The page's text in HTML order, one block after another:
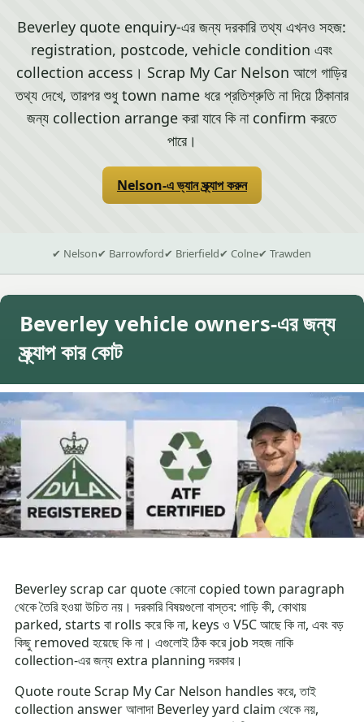
Beverley quote enquiry-এর জন্য দরকারি তথ্য এখনও সহজ:
registration, postcode, vehicle condition এবং
collection access। Scrap My Car Nelson আগে গাড়ির
তথ্য দেখে, তারপর শুধু town name ধরে প্রতিশ্রুতি না দিয়ে ঠিকানার
জন্য collection arrange করা যাবে কি না confirm করতে
পারে।
Nelson-এ ভ্যান স্ক্র্যাপ করুন
✔ Nelson✔ Barrowford✔ Brierfield✔ Colne✔ Trawden
Beverley vehicle owners-এর জন্য
স্ক্র্যাপ কার কোট
Beverley scrap car quote কোনো copied town paragraph
থেকে তৈরি হওয়া উচিত নয়। দরকারি বিষয়গুলো বাস্তব: গাড়ি কী, কোথায়
parked, starts বা rolls করে কি না, keys ও V5C আছে কি না, এবং বড়
কিছু removed হয়েছে কি না। এগুলোই ঠিক করে job সহজ নাকি
collection-এর জন্য extra planning দরকার।
Quote route Scrap My Car Nelson handles করে, তাই
collection answer আলাদা Beverley yard claim থেকে নয়,